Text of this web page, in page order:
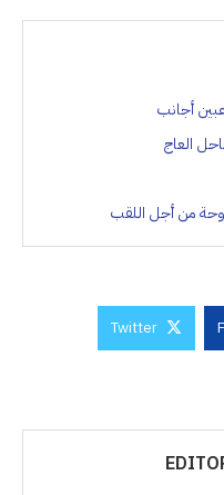
العاج
من أجل اللقب
Twitter